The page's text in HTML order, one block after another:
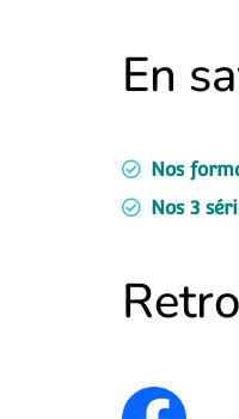
En
Nos
Nos 3